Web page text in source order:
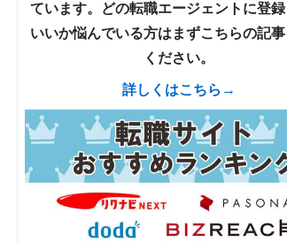
ています。どの転職エージェントに登録
いいか悩んでいる方はまずこちらの記
ください。
詳しくはこちら→